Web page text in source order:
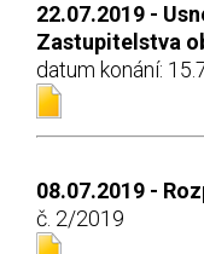
22.07.2019 -
Zastupitelstva
datum konání:
08.07.2019 -
č. 2/2019